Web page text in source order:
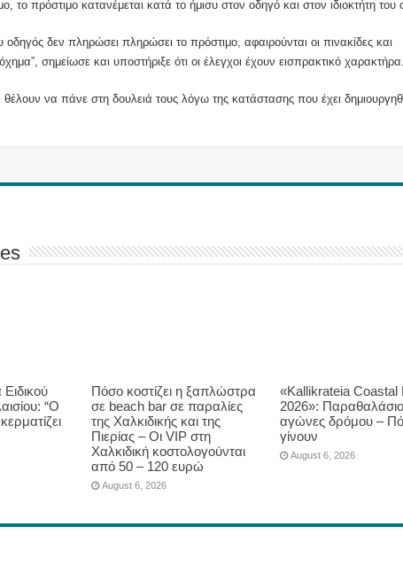
το πρόστιμο κατανέμεται κατά το ήμισυ στον οδηγό και στον ιδιοκτήτη του
δεν πληρώσει πληρώσει το πρόστιμο, αφαιρούνται οι πινακίδες και
όχημα”, σημείωσε και υποστήριξε ότι οι έλεγχοι έχουν εισπρακτικό χαρακτήρα.
θέλουν να πάνε στη δουλειά τους λόγω της κατάστασης που έχει
“Ο
Πόσο κοστίζει η ξαπλώστρα
σε beach bar σε παραλίες
της Χαλκιδικής και της
Πιερίας – Οι VIP στη
Χαλκιδική κοστολογούνται
από 50 – 120 ευρώ
August 6, 2026
«Kallikrateia Coastal
2026»:
αγώνες δρόμου –
γίνουν
August 6, 2026